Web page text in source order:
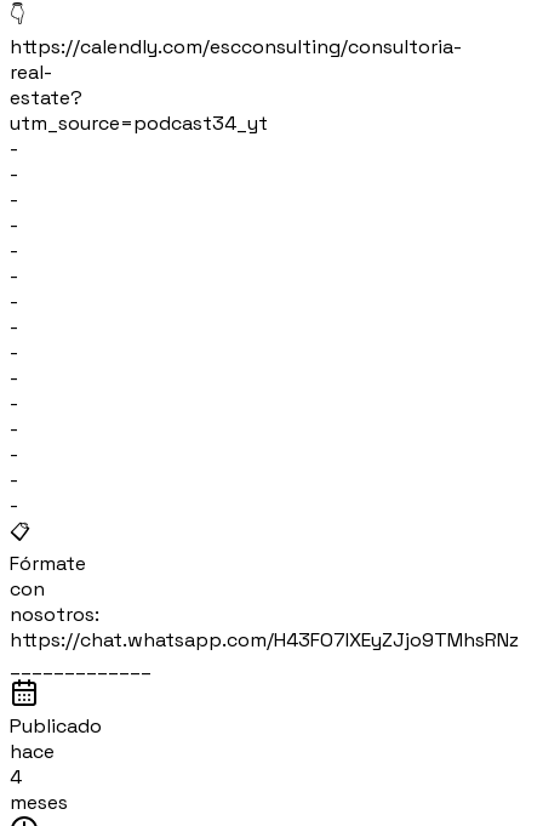
👇
https://calendly.com/escconsulting/consultoria-
real-
estate?
utm_source=podcast34_yt
-
-
-
-
-
-
-
-
-
-
-
-
-
-
-
📋
Fórmate
con
nosotros:
https://chat.whatsapp.com/H43FO7IXEyZJjo9TMhsRNz
Publicado
hace
4
meses